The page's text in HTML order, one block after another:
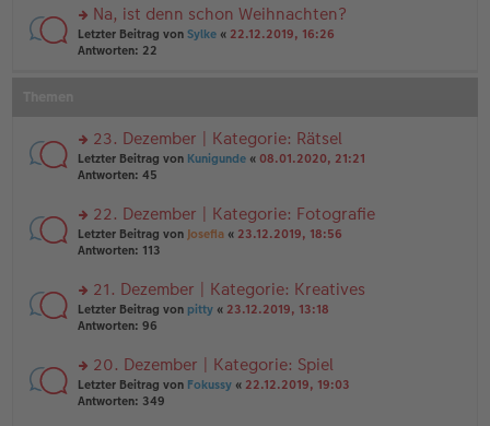
rs
te
es
e
n
B
ei
tr
Na, ist denn schon Weihnachten?
Letzter Beitrag von Sylke « 22.12.2019, 16:26
Antworten: 22
rs
te
n
g
el
e
n
er
tr
a
g
23. Dezember | Kategorie: Rätsel
Letzter Beitrag von Kunigunde « 08.01.2020, 21:21
Antworten: 45
rs
te
n
g
el
e
n
er
22. Dezember | Kategorie: Fotografie
Letzter Beitrag von Josefia « 23.12.2019, 18:56
Antworten: 113
rs
te
n
g
el
21. Dezember | Kategorie: Kreatives
Letzter Beitrag von pitty « 23.12.2019, 13:18
Antworten: 96
rs
te
20. Dezember | Kategorie: Spiel
Letzter Beitrag von Fokussy « 22.12.2019, 19:03
Antworten: 349